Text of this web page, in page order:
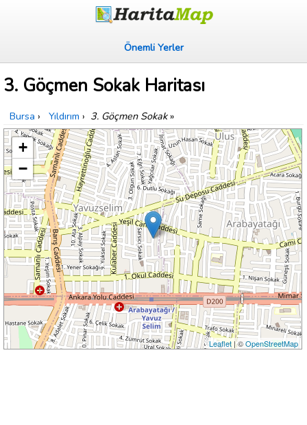
Önemli Yerler
3. Göçmen Sokak Haritası
Bursa › Yıldırım › 3. Göçmen Sokak»
+
−
Leaflet| ©OpenStreetMap